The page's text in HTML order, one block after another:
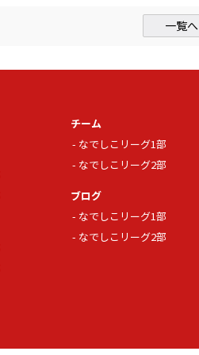
一覧へ
チーム
なでしこリーグ1部
なでしこリーグ2部
ブログ
なでしこリーグ1部
なでしこリーグ2部